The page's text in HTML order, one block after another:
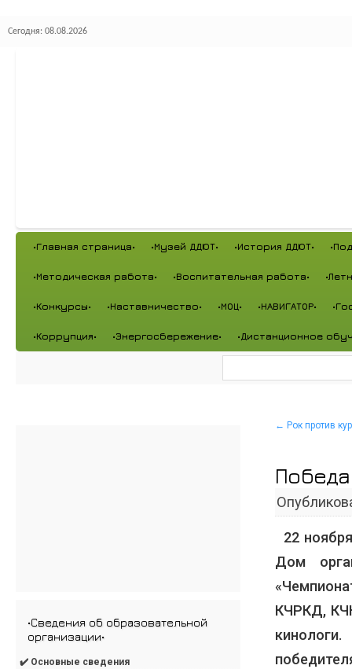
Сегодня: 08.08.2026
•Главная страница• •Музей ДДЮТ• •История ДДЮТ•
•Методическая работа• •Воспитательная работа•
•Конкурсы• •Наставничество• •МОЦ• •НАВИГАТОР•
•Коррупция• •Энергосбережение• •Дистанционное
← Рок против
22
Дом
КЧРКД,
•Сведения об образовательной
организации•
✔️ Основные сведения